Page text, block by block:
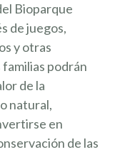
Bioparque
de juegos,
y otras
podrán
de la
natural,
en
de las